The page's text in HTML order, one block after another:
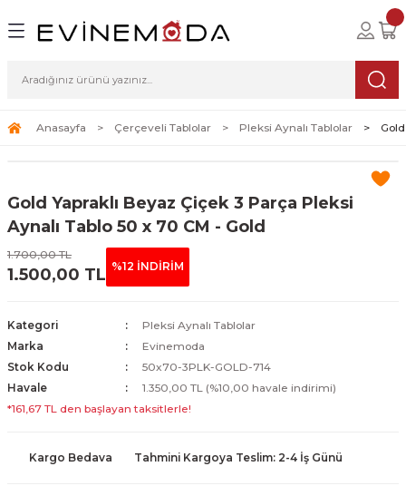
Geri Dön
Geri Dön
Tablolar
Geri Dön
Anasayfa Çerçeveli Tablolar Pleksi Aynalı Tablolar
Gold Yapraklı Beyaz Çiçek 3 Parça Pleksi
Aynalı Tablo 50 x 70 CM - Gold
1.700,00 TL
1.500,00 TL %12 İNDİRİM
Kategori
Pleksi Aynalı Tablolar
Marka
Evinemoda
Stok Kodu
50x70-3PLK-GOLD-714
Havale
1.350,00 TL (%10,00 havale indirimi)
*161,67 TL den başlayan taksitlerle!
Kargo Bedava Tahmini Kargoya Teslim: 2-4 İş Günü